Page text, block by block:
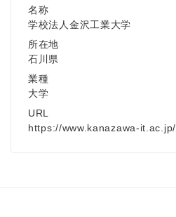
名称
学校法人金沢工業大学
所在地
石川県
業種
大学
URL
https://www.kanazawa-it.ac.jp/